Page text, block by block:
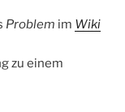
Problem im Wiki
zu einem